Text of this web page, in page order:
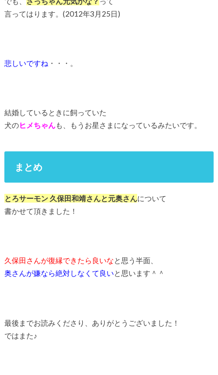
言ってはります。(2012年3月25日)
悲しいですね ・・・。
結婚しているときに飼っていた
犬のヒメちゃんも、もうお星さまになっているみたいです。
まとめ
とろサーモン 久保田和靖さんと元奥さんについて
書かせて頂きました！
久保田さんが復縁できたら良いなと思う半面、
奥さんが嫌なら絶対しなくて良いと思います＾＾
最後までお読みくださり、ありがとうございました！
ではまた♪